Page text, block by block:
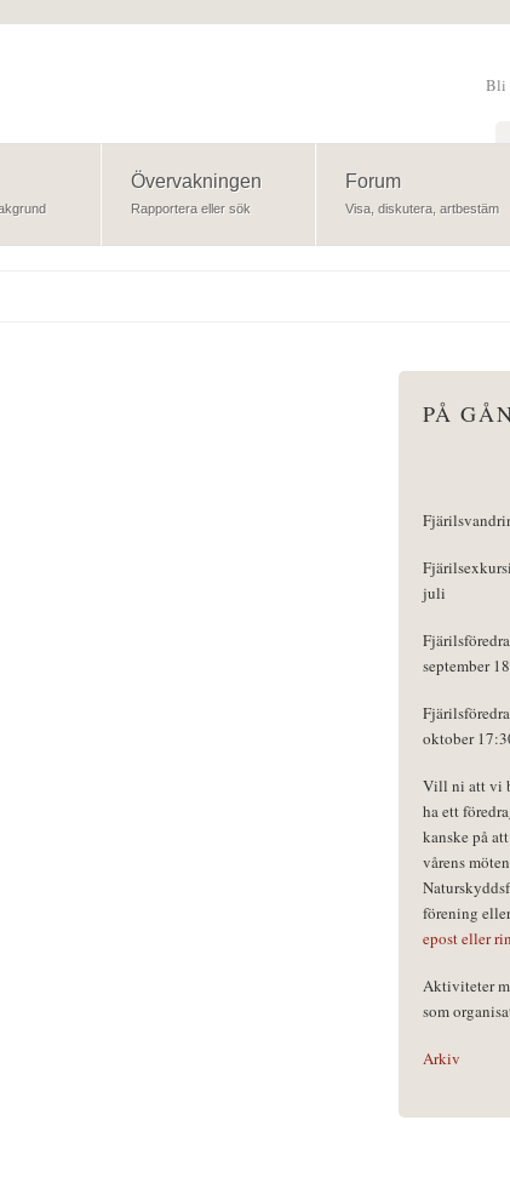
Bli
Övervakningen
Rapportera eller sök
Forum
Visa, diskutera, artbestäm
PÅ
juli
september
oktober
Vill ni att vi
ha ett
kanske på
vårens
förening
epost eller
Aktiviteter
som
Arkiv